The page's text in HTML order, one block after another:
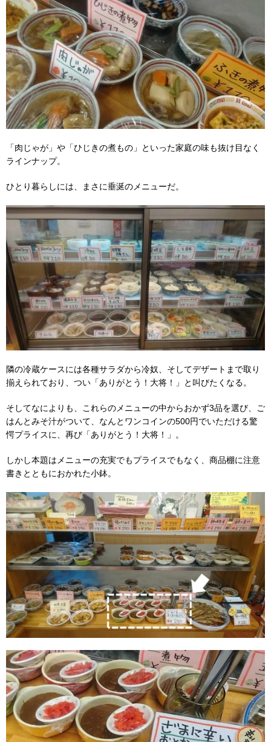
「肉じゃが」や「ひじきの煮もの」といった家庭の味も抜け目なく
ラインナップ。
ひとり暮らしには、まさに垂涎のメニューだ。
隣の冷蔵ケースには各種サラダから冷奴、そしてデザートまで取り
揃えられており、つい「ありがとう！大将！」と叫びたくなる。
そしてなによりも、これらのメニューの中からおかず3品を選び、ご
はんとみそ汁がついて、なんとワンコインの500円でいただける驚
愕プライスに、再び「ありがとう！大将！」。
しかし本題はメニューの充実でもプライスでもなく、商品棚に注意
書きとともにおかれた小鉢。